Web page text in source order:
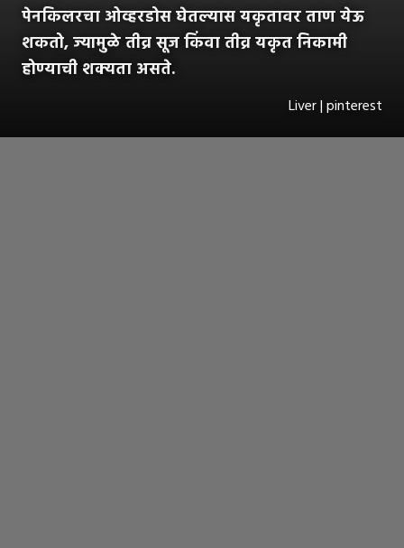
पेनकिलरचा ओव्हरडोस घेतल्यास यकृतावर ताण येऊ
शकतो, ज्यामुळे तीव्र सूज किंवा तीव्र यकृत निकामी
होण्याची शक्यता असते.
Liver | pinterest